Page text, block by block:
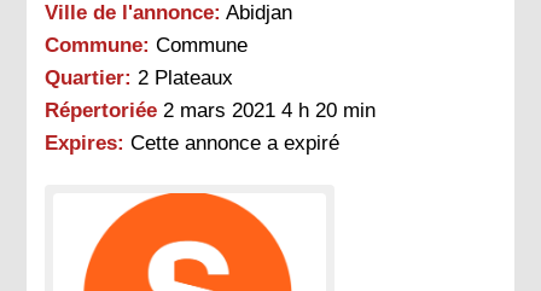
Ville de l'annonce: Abidjan
Commune: Commune
Quartier: 2 Plateaux
Répertoriée 2 mars 2021 4 h 20 min
Expires: Cette annonce a expiré